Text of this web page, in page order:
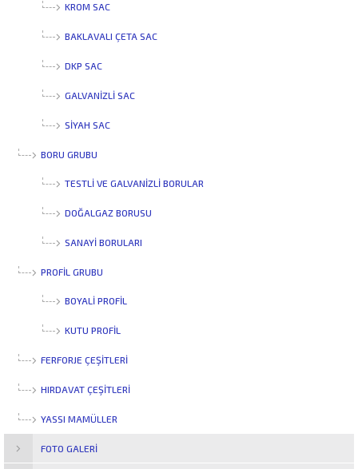
KROM SAC
BAKLAVALI ÇETA SAC
DKP SAC
GALVANIZLI SAC
SIYAH SAC
BORU GRUBU
TESTLI VE GALVANIZLI BORULAR
DOĞALGAZ BORUSU
SANAYI BORULARI
PROFİL GRUBU
BOYALI PROFIL
KUTU PROFIL
FERFORJE ÇEŞİTLERİ
HIRDAVAT ÇEŞİTLERİ
YASSI MAMÜLLER
FOTO GALERI